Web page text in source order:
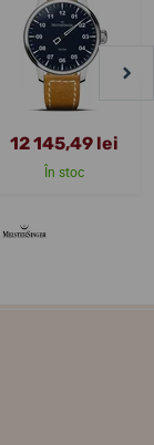
12 145,49 lei
În stoc